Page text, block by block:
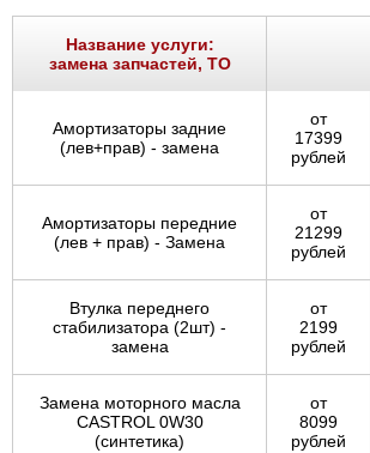
Название услуги:
замена запчастей, ТО
Амортизаторы задние
(лев+прав) - замена
от
17399
рублей
Амортизаторы передние
(лев + прав) - Замена
от
21299
рублей
Втулка переднего
стабилизатора (2шт) -
замена
от
2199
рублей
Замена моторного масла
CASTROL 0W30
(синтетика)
от
8099
рублей